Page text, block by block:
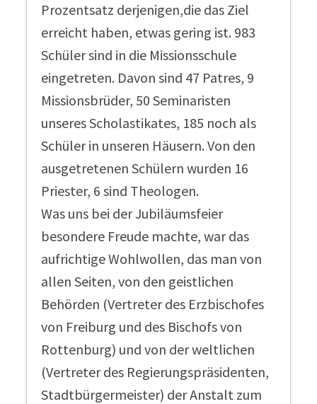
Prozentsatz derjenigen,die das Ziel
erreicht haben, etwas gering ist. 983
Schüler sind in die Missionsschule
eingetreten. Davon sind 47 Patres, 9
Missionsbrüder, 50 Seminaristen
unseres Scholastikates, 185 noch als
Schüler in unseren Häusern. Von den
ausgetretenen Schülern wurden 16
Priester, 6 sind Theologen.
Was uns bei der Jubiläumsfeier
besondere Freude machte, war das
aufrichtige Wohlwollen, das man von
allen Seiten, von den geistlichen
Behörden (Vertreter des Erzbischofes
von Freiburg und des Bischofs von
Rottenburg) und von der weltlichen
(Vertreter des Regierungspräsidenten,
Stadtbürgermeister) der Anstalt zum